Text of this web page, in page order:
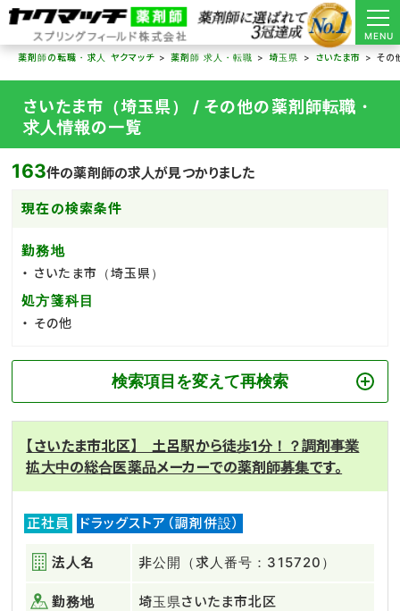
MENU
薬剤師の転職・求人 ヤクマッチ
薬剤師 求人・転職 埼玉県 さいたま市 その
さいたま市（埼玉県） / その他の薬剤師転職・
求人情報の一覧
163件の薬剤師の求人が見つかりました
現在の検索条件
勤務地
さいたま市（埼玉県）
処方箋科目
その他
検索項目を変えて再検索
【さいたま市北区】 土呂駅から徒歩1分！？調剤事業
拡大中の総合医薬品メーカーでの薬剤師募集です。
正社員 ドラッグストア（調剤併設）
法人名 非公開（求人番号：315720）
勤務地 埼玉県さいたま市北区